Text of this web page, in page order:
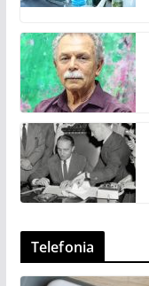
Telefonia